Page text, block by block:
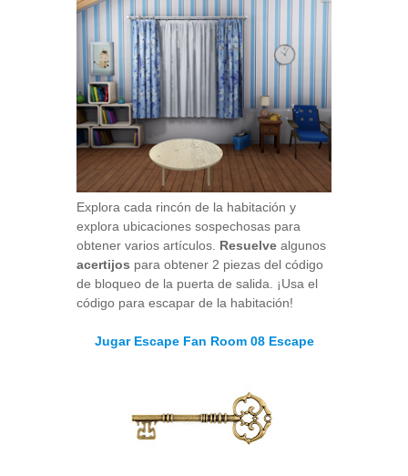
Explora cada rincón de la habitación y
explora ubicaciones sospechosas para
obtener varios artículos. Resuelve algunos
acertijos para obtener 2 piezas del código
de bloqueo de la puerta de salida. ¡Usa el
código para escapar de la habitación!
Jugar Escape Fan Room 08 Escape